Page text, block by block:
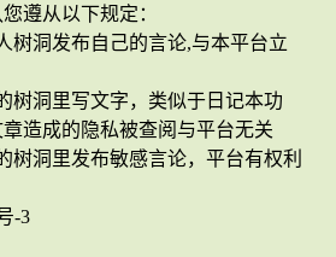
遵从以下规定：
树洞发布自己的言论,与本平台立
树洞里写文字，类似于日记本功
造成的隐私被查阅与平台无关
树洞里发布敏感言论，平台有权利
-3